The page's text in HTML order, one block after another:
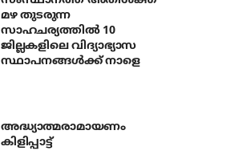
മഴ തുടരുന്ന
സാഹചര്യത്തിൽ 10
ജില്ലകളിലെ വിദ്യാഭ്യാസ
സ്ഥാപനങ്ങൾക്ക് നാളെ
അദ്ധ്യാത്മരാമായണം
കിളിപ്പാട്ട്